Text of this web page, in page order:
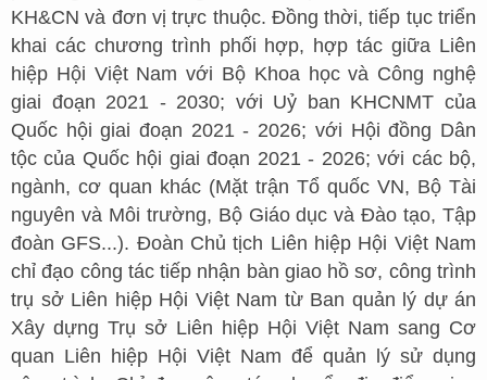
KH&CN và đơn vị trực thuộc. Đồng thời, tiếp tục triển
khai các chương trình phối hợp, hợp tác giữa Liên
hiệp Hội Việt Nam với Bộ Khoa học và Công nghệ
giai đoạn 2021 - 2030; với Uỷ ban KHCNMT của
Quốc hội giai đoạn 2021 - 2026; với Hội đồng Dân
tộc của Quốc hội giai đoạn 2021 - 2026; với các bộ,
ngành, cơ quan khác (Mặt trận Tổ quốc VN, Bộ Tài
nguyên và Môi trường, Bộ Giáo dục và Đào tạo, Tập
đoàn GFS...). Đoàn Chủ tịch Liên hiệp Hội Việt Nam
chỉ đạo công tác tiếp nhận bàn giao hồ sơ, công trình
trụ sở Liên hiệp Hội Việt Nam từ Ban quản lý dự án
Xây dựng Trụ sở Liên hiệp Hội Việt Nam sang Cơ
quan Liên hiệp Hội Việt Nam để quản lý sử dụng